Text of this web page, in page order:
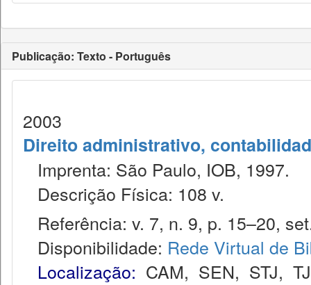
Publicação: Texto - Português
2003
Direito administrativo,
Imprenta: São Paulo, IOB, 1997.
Descrição Física: 108 v.
Referência: v. 7, n. 9, p. 15–20,
Disponibilidade: Rede Virtual de
Localização: CAM, SEN, STJ,